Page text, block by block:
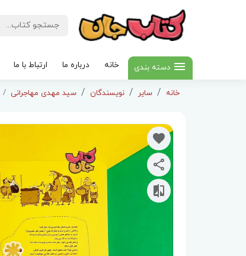
دسته بندی خانه درباره ما ارتباط با ما
خانه سایر نویسندگان سید مهدی مهاجرانی